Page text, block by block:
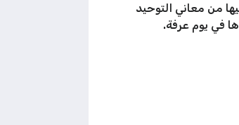
من معاني التوحيد
في يوم عرفة.